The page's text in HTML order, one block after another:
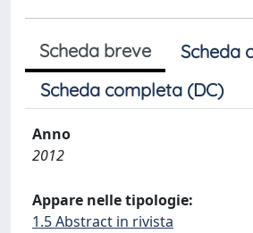
Scheda breve
Scheda
Scheda completa (DC)
Anno
2012
Appare nelle tipologie:
1.5 Abstract in rivista